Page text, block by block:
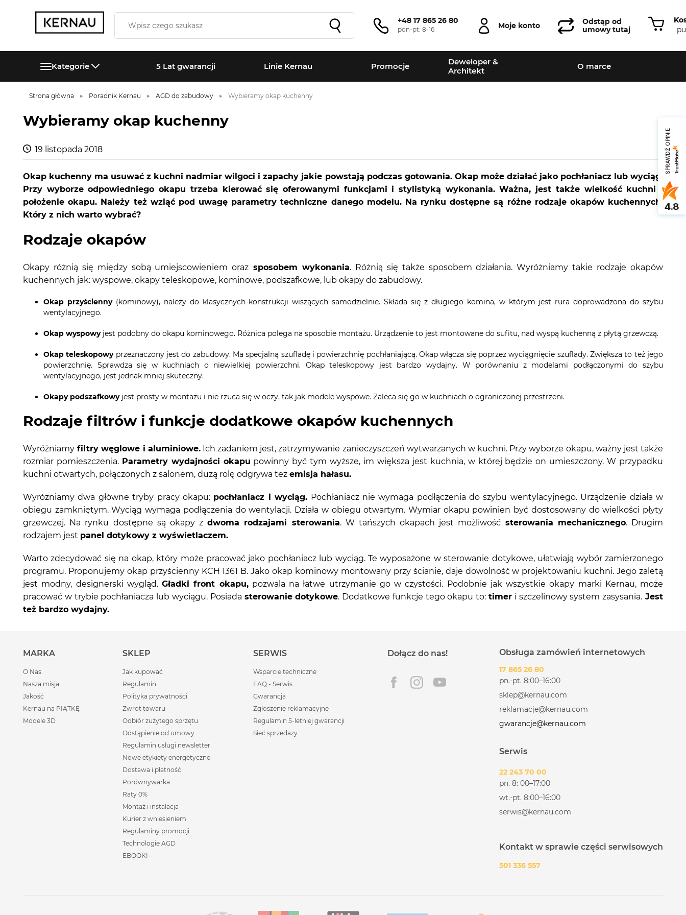
+48 17 865 26 80
pon-pt: 8-16 Moje konto
Odstąp od
umowy tutaj
Kategorie 5 Lat gwarancji Linie Kernau Promocje
Deweloper &
Architekt
O marce
Strona główna Poradnik Kernau AGD do zabudowy Wybieramy okap kuchenny
Wybieramy okap kuchenny
19 listopada 2018
Okap kuchenny ma usuwać z kuchni nadmiar wilgoci i zapachy jakie powstają podczas gotowania. Okap może działać jako pochłaniacz lub wyciąg.
Przy wyborze odpowiedniego okapu trzeba kierować się oferowanymi funkcjami i stylistyką wykonania. Ważna, jest także wielkość kuchni i
położenie okapu. Należy też wziąć pod uwagę parametry techniczne danego modelu. Na rynku dostępne są różne rodzaje okapów kuchennych.
Który z nich warto wybrać?
Rodzaje okapów
Okapy różnią się między sobą umiejscowieniem oraz sposobem wykonania. Różnią się także sposobem działania. Wyróżniamy takie rodzaje okapów
kuchennych jak: wyspowe, okapy teleskopowe, kominowe, podszafkowe, lub okapy do zabudowy.
Okap przyścienny(kominowy), należy do klasycznych konstrukcji wiszących samodzielnie. Składa się z długiego komina, w którym jest rura doprowadzona do szybu
wentylacyjnego.
Okap wyspowyjest podobny do okapu kominowego. Różnica polega na sposobie montażu. Urządzenie to jest montowane do sufitu, nad wyspą kuchenną z płytą grzewczą.
Okap teleskopowyprzeznaczony jest do zabudowy. Ma specjalną szufladę i powierzchnię pochłaniającą. Okap włącza się poprzez wyciągnięcie szuflady. Zwiększa to też jego
powierzchnię. Sprawdza się w kuchniach o niewielkiej powierzchni. Okap teleskopowy jest bardzo wydajny. W porównaniu z modelami podłączonymi do szybu
wentylacyjnego, jest jednak mniej skuteczny.
Okapy podszafkowyjest prosty w montażu i nie rzuca się w oczy, tak jak modele wyspowe. Zaleca się go w kuchniach o ograniczonej przestrzeni.
Rodzaje filtrów i funkcje dodatkowe okapów kuchennych
Wyróżniamy filtry węglowe i aluminiowe.Ich zadaniem jest, zatrzymywanie zanieczyszczeń wytwarzanych w kuchni. Przy wyborze okapu, ważny jest także
rozmiar pomieszczenia. Parametry wydajności okapu powinny być tym wyższe, im większa jest kuchnia, w której będzie on umieszczony. W przypadku
kuchni otwartych, połączonych z salonem, dużą rolę odgrywa też emisja hałasu.
Wyróżniamy dwa główne tryby pracy okapu: pochłaniacz i wyciąg. Pochłaniacz nie wymaga podłączenia do szybu wentylacyjnego. Urządzenie działa w
obiegu zamkniętym. Wyciąg wymaga podłączenia do wentylacji. Działa w obiegu otwartym. Wymiar okapu powinien być dostosowany do wielkości płyty
grzewczej. Na rynku dostępne są okapy zdwoma rodzajami sterowania. W tańszych okapach jest możliwość sterowania mechanicznego. Drugim
rodzajem jest panel dotykowy z wyświetlaczem.
Warto zdecydować się na okap, który może pracować jako pochłaniacz lub wyciąg. Te wyposażone w sterowanie dotykowe, ułatwiają wybór zamierzonego
programu. Proponujemy okap przyścienny KCH 1361 B. Jako okap kominowy montowany przy ścianie, daje dowolność w projektowaniu kuchni. Jego zaletą
jest modny, designerski wygląd. Gładki front okapu,pozwala na łatwe utrzymanie go w czystości. Podobnie jak wszystkie okapy marki Kernau, może
pracować w trybie pochłaniacza lub wyciągu. Posiada sterowanie dotykowe. Dodatkowe funkcje tego okapu to:timer i szczelinowy system zasysania. Jest
też bardzo wydajny.
MARKA
O Nas
Nasza misja
Jakość
Kernau na PIĄTKĘ
Modele 3D
SKLEP
Jak kupować
Regulamin
Polityka prywatności
Zwrot towaru
Odbiór zużytego sprzętu
Odstąpienie od umowy
Regulamin usługi newsletter
Nowe etykiety energetyczne
Dostawa i płatność
Porównywarka
Raty 0%
Montaż i instalacja
Kurier z wniesieniem
Regulaminy promocji
Technologie AGD
EBOOKI
SERWIS
Wsparcie techniczne
FAQ - Serwis
Gwarancja
Zgłoszenie reklamacyjne
Regulamin 5-letniej gwarancji
Sieć sprzedaży
Dołącz do nas! Obsługa zamówień internetowych
17 865 26 80
pn.-pt. 8:00–16:00
sklep@kernau.com
reklamacje@kernau.com
gwarancje@kernau.com
Serwis
22 243 70 00
pn. 8: 00–17:00
wt.-pt. 8:00–16:00
serwis@kernau.com
Kontakt w sprawie części serwisowych
501 336 557
SPRAWDŹ OPINIE
4.8